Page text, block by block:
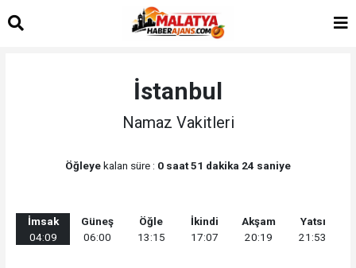
İstanbul
Namaz Vakitleri
Öğleyekalan süre : 0 saat 51 dakika 24 saniye
İmsak
04:09
Güneş
06:00
Öğle
13:15
İkindi
17:07
Akşam
20:19
Yatsı
21:53